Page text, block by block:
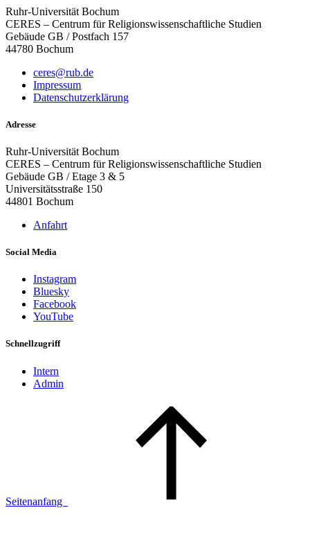
Ruhr-Universität Bochum
CERES – Centrum für Religionswissenschaftliche Studien
Gebäude GB / Postfach 157
44780 Bochum
ceres@rub.de
Impressum
Datenschutzerklärung
Adresse
Ruhr-Universität Bochum
CERES – Centrum für Religionswissenschaftliche Studien
Gebäude GB / Etage 3 & 5
Universitätsstraße 150
44801 Bochum
Anfahrt
Social Media
Instagram
Bluesky
Facebook
YouTube
Schnellzugriff
Intern
Admin
Seitenanfang